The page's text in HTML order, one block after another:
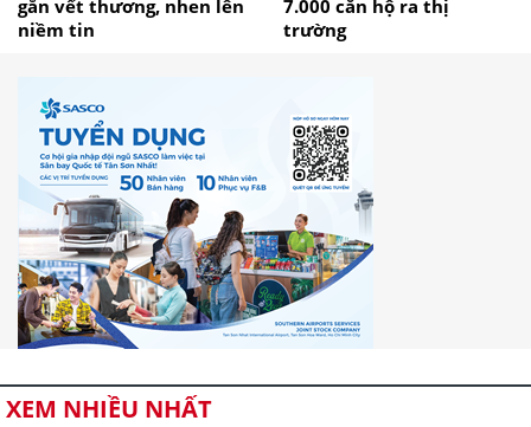
gắn vết thương, nhen lên
niềm tin
7.000 căn hộ ra thị
trường
XEM NHIỀU NHẤT